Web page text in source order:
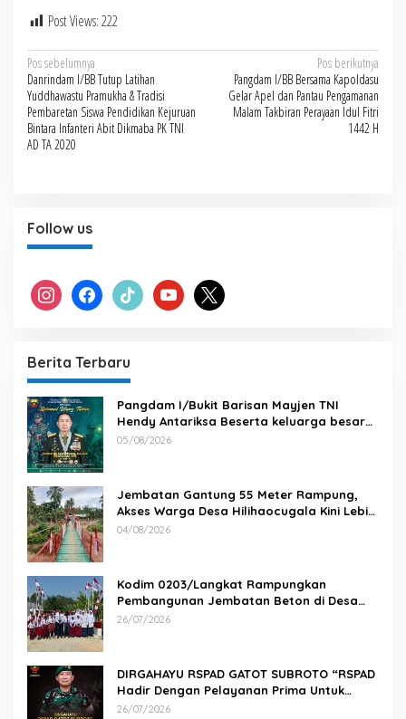
Post Views:222
Navigasi
pos
Pos sebelumnya
Danrindam I/BB Tutup Latihan
Yuddhawastu Pramukha & Tradisi
Pembaretan Siswa Pendidikan Kejuruan
Bintara Infanteri Abit Dikmaba PK TNI
AD TA 2020
Pos berikutnya
Pangdam I/BB Bersama Kapoldasu
Gelar Apel dan Pantau Pengamanan
Malam Takbiran Perayaan Idul Fitri
1442 H
Follow us
instagram facebook tiktok youtube x
Berita Terbaru
Pangdam I/Bukit Barisan Mayjen TNI
Hendy Antariksa Beserta keluarga besar
Kodam I/BB Mengucapkan : Selamat Ulang
05/08/2026
Jembatan Gantung 55 Meter Rampung,
Akses Warga Desa Hilihaocugala Kini Lebih
Aman
04/08/2026
Kodim 0203/Langkat Rampungkan
Pembangunan Jembatan Beton di Desa
Paluh Manis
26/07/2026
DIRGAHAYU RSPAD GATOT SUBROTO “RSPAD
Hadir Dengan Pelayanan Prima Untuk
Indonesia Maju” 26 JULI 1950 – 26 JULI 2026
26/07/2026